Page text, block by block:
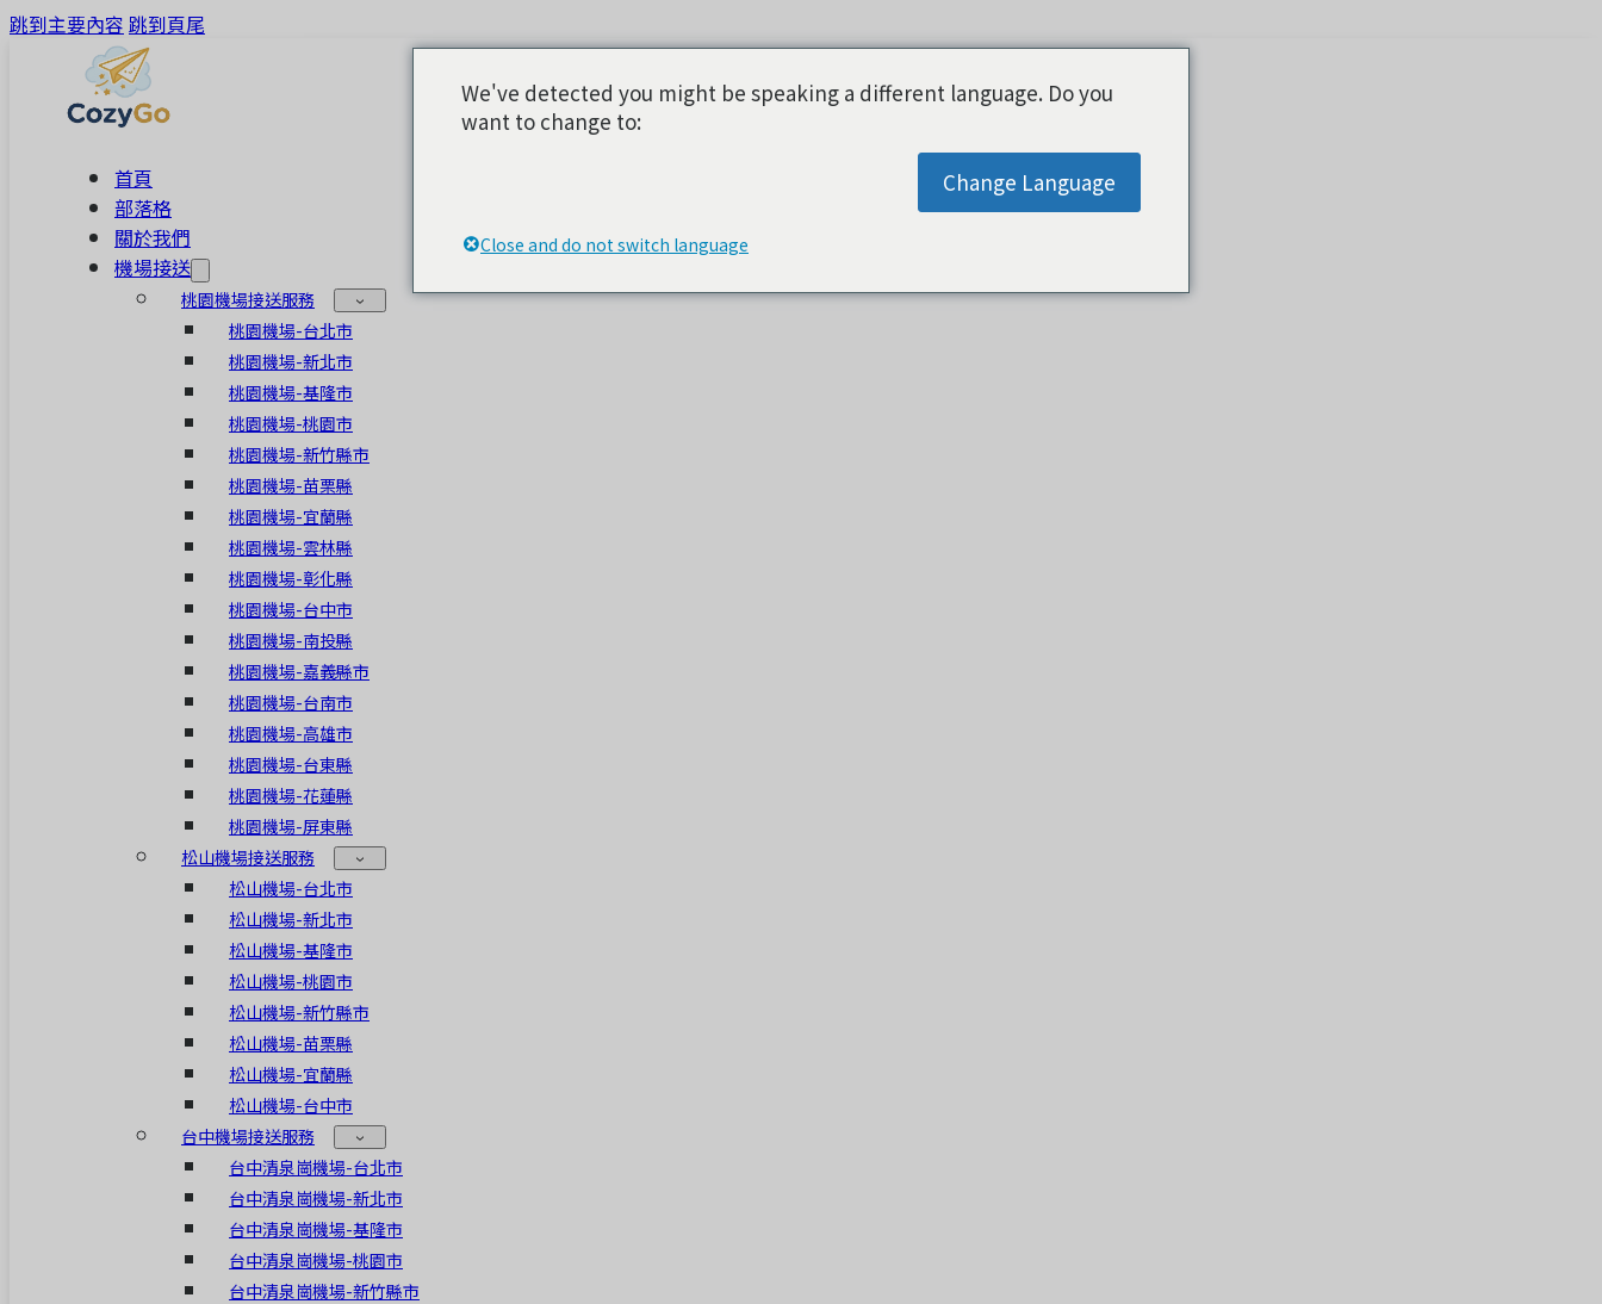
跳到主要內容 跳到頁尾
首頁
部落格
關於我們
機場接送
桃園機場接送服務
桃園機場-台北市
桃園機場-新北市
桃園機場-基隆市
桃園機場-桃園市
桃園機場-新竹縣市
桃園機場-苗栗縣
桃園機場-宜蘭縣
桃園機場-雲林縣
桃園機場-彰化縣
桃園機場-台中市
桃園機場-南投縣
桃園機場-嘉義縣市
桃園機場-台南市
桃園機場-高雄市
桃園機場-台東縣
桃園機場-花蓮縣
桃園機場-屏東縣
松山機場接送服務
松山機場-台北市
松山機場-新北市
松山機場-基隆市
松山機場-桃園市
松山機場-新竹縣市
松山機場-苗栗縣
松山機場-宜蘭縣
松山機場-台中市
台中機場接送服務
台中清泉崗機場-台北市
台中清泉崗機場-新北市
台中清泉崗機場-基隆市
台中清泉崗機場-桃園市
台中清泉崗機場-新竹縣市
We've detected you might be speaking a different language. Do you
want to change to:
Change Language
Close and do not switch language